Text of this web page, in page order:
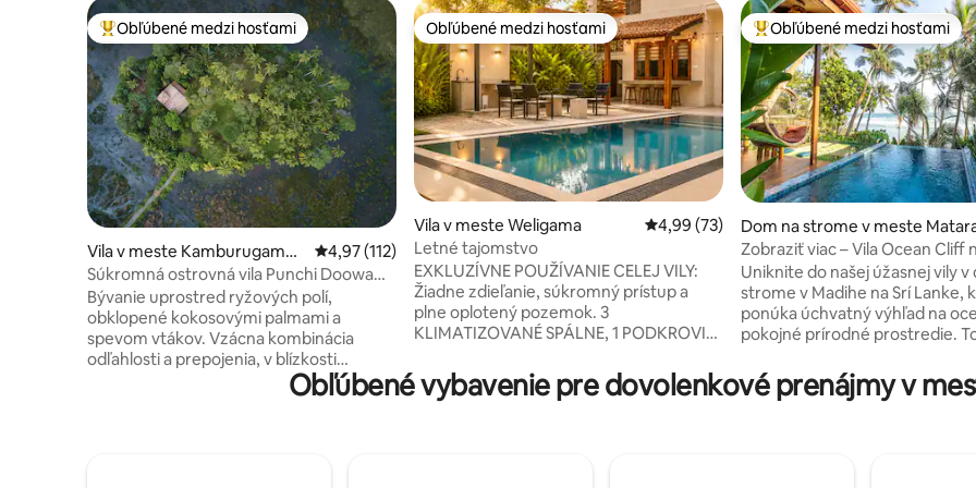
Najobľúbenejšie medzi hosťami
Obľúbené medzi hosťami
Vila v meste Kamburugamu
wa
Priemerné ohodnotenie 4,97 z 5, počet hodnotení: 112
4,97 (112)
Súkromná ostrovná vila Punchi Doowa
pre dvoch
Bývanie uprostred ryžových polí,
obklopené kokosovými palmami a
spevom vtákov. Vzácna kombinácia
odľahlosti a prepojenia, v blízkosti
dedinského života, ale zároveň len rýchla
jazda tuk-tukom na slávne krásne pláže.
Obľúbené medzi hosťami
Obľúbené medzi hosťami
Vila v meste Weligama Priemerné ohodnotenie 4,99 z 5, počet
4,99 (73)
Letné tajomstvo
EXKLUZÍVNE POUŽÍVANIE CELEJ VILY:
Žiadne zdieľanie, súkromný prístup a
plne oplotený pozemok. 3
KLIMATIZOVANÉ SPÁLNE, 1 PODKROVIE
VYBAVENÉ KUCHYNE PRIESTRANNÉ
OBYTNÉ PRIESTORY: pohodlný vnútorný
Najobľúbenejšie medzi hosťami
Obľúbené medzi hosťami
Dom na strome v meste
Zobraziť viac – Vila Ocean Cliff
Uniknite do našej úžasnej vily v
strome v Madihe na Srí Lanke,
ponúka úchvatný výhľad na
pokojné prírodné prostredie.
zeleni a ponúka útulnú spálňu,
kút a vlastný balkón. Kroky od
Obľúbené vybavenie pre dovolenkové prenájmy v